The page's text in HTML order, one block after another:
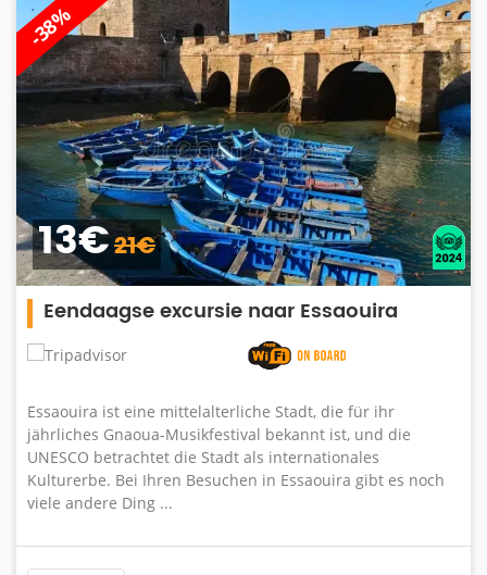
-28%
249€350€
Private Wüstentour Merzouga 3 Tage
Während dieser 3-tägigen Merzouga-Wüstenexkursion holt
Sie unser Fahrer von Ihrem Hotel in Marrakesch ab. für ein
Abenteuer durch das herrliche Atlasgebirge und den
Tichka-Pass (2260 m), der eine beeindruckende Landschaf
...